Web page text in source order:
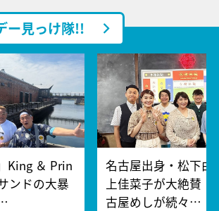
ー見っけ隊!!
King ＆ Prin
ンドの大暴
名古屋出身・松下由
上佳菜子が大絶賛！
古屋めしが続々…